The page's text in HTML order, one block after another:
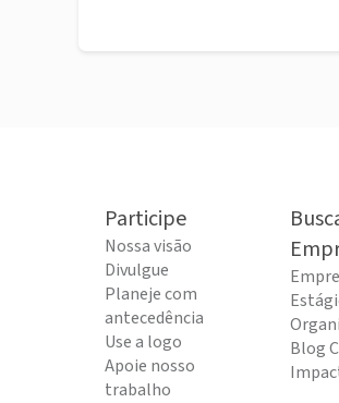
Participe
Nossa visão
Divulgue
Planeje com
antecedência
Use a logo
Apoie nosso
trabalho
Blog